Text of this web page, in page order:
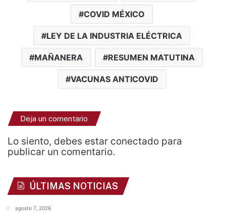
COVID MÉXICO
LEY DE LA INDUSTRIA ELÉCTRICA
MAÑANERA RESUMEN MATUTINA
VACUNAS ANTICOVID
Deja un comentario
Lo siento, debes estar conectado para
publicar un comentario.
ÚLTIMAS NOTICIAS
agosto 7, 2026